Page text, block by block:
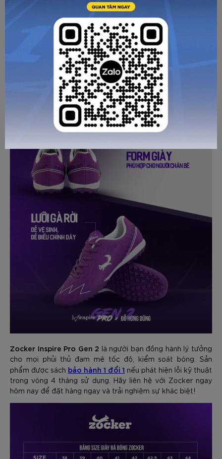
Đế ngoài sử dụng cao su đúc nguyên khối mang đến sự
khả năng đàn hồi cao. Bề mặt đế ứng dụng
công nghệ ma sát kép độc quyền của Zocker với các đinh
dăm hình ngôi sao và đinh lục giác bố trí khoa học
trơn trượt và bào mòntrên mọi trong nhiều điều kiện thời
tiết, hỗ trợ bứt tốc mạnh mẽ và chuyển hướng đột ngột mà
không lo mất đà.
Zocker Inspire Pro Gen 2 là người bạn đồng hành lý tưởng
cho mọi phủi thủ đam mê tốc độ, kiểm soát bóng. Sản
phẩm được sách bảo hành 1 đổi 1 nếu phát hiện lỗi kỹ thuật
trong vòng 4 tháng sử dụng. Hãy liên hệ với Zocker ngay
hôm nay để đặt hàng ngay và trải nghiệm sự khác biệt!
HƯỚNG DẪN CHỌN SIZE
GỬI TƯ VẤN HỦY